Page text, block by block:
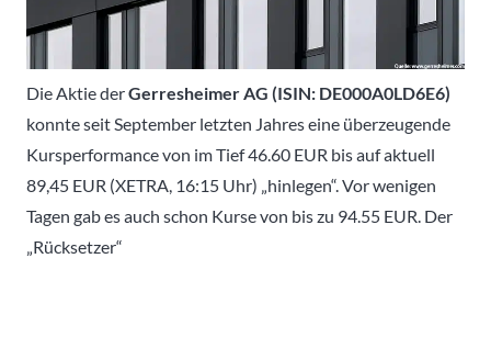
Die Aktie derGerresheimer AG (ISIN: DE000A0LD6E6)
konnte seit September letzten Jahres eine überzeugende
Kursperformance von im Tief 46.60 EUR bis auf aktuell
89,45 EUR (XETRA, 16:15 Uhr) „hinlegen“. Vor wenigen
Tagen gab es auch schon Kurse von bis zu 94.55 EUR. Der
„Rücksetzer“